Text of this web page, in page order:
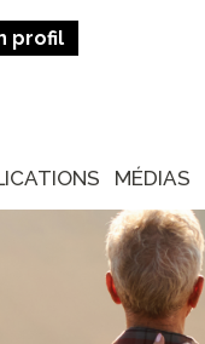
profil
MÉDIAS